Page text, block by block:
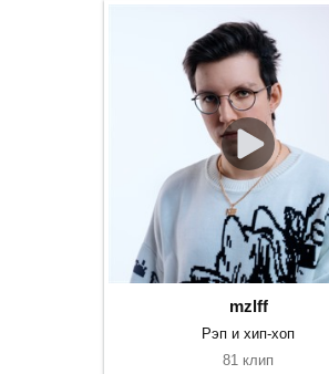
mzlff
Рэп и хип-хоп
81 клип